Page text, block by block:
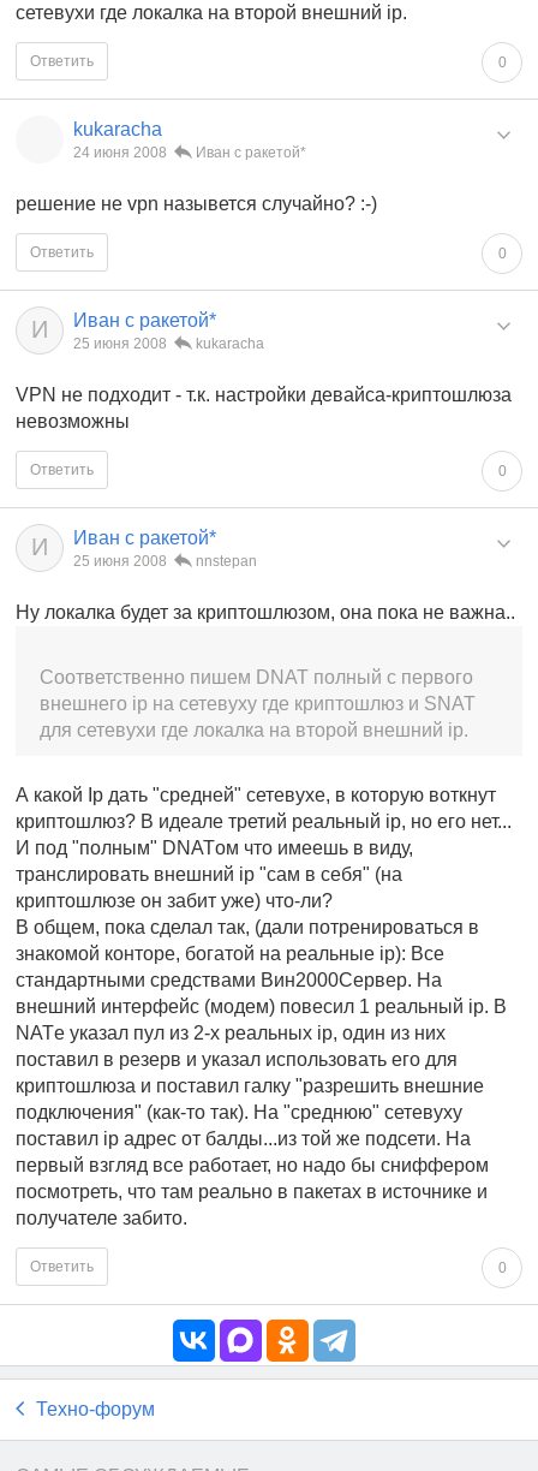
сетевухи где локалка на второй внешний ip.
0
Ответить
kukaracha
24 июня 2008 Иван с ракетой*
решение не vpn назывется случайно? :-)
0
Ответить
И Иван с ракетой*
25 июня 2008 kukaracha
VPN не подходит - т.к. настройки девайса-криптошлюза
невозможны
0
Ответить
И Иван с ракетой*
25 июня 2008 nnstepan
Ну локалка будет за криптошлюзом, она пока не важна..
Соответственно пишем DNAT полный с первого
внешнего ip на сетевуху где криптошлюз и SNAT
для сетевухи где локалка на второй внешний ip.
А какой Ip дать "средней" сетевухе, в которую воткнут
криптошлюз? В идеале третий реальный ip, но его нет...
И под "полным" DNATом что имеешь в виду,
транслировать внешний ip "сам в себя" (на
криптошлюзе он забит уже) что-ли?
В общем, пока сделал так, (дали потренироваться в
знакомой конторе, богатой на реальные ip): Все
стандартными средствами Вин2000Сервер. На
внешний интерфейс (модем) повесил 1 реальный ip. В
NATе указал пул из 2-х реальных ip, один из них
поставил в резерв и указал использовать его для
криптошлюза и поставил галку "разрешить внешние
подключения" (как-то так). На "среднюю" сетевуху
поставил ip адрес от балды...из той же подсети. На
первый взгляд все работает, но надо бы сниффером
посмотреть, что там реально в пакетах в источнике и
получателе забито.
0
Ответить
Техно-форум